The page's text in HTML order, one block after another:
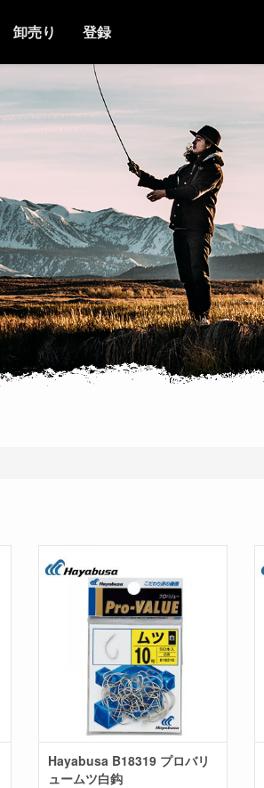
卸売り 登録
Hayabusa B18319 プロバリ
ュームツ白鈎